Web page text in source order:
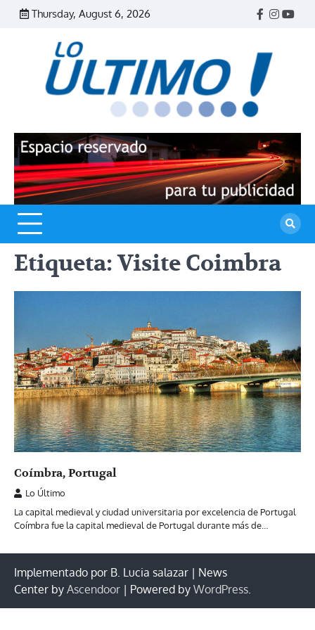
Skip
Thursday, August 6, 2026
Facebook
Etiqueta:Visite Coimbra
Coímbra, Portugal
Lo Último
La capital medieval y ciudad universitaria por excelencia de Portugal
Coímbra fue la capital medieval de Portugal durante más de…
Implementado por B. Lucia salazar | News
Center by Ascendoor | Powered by WordPress.